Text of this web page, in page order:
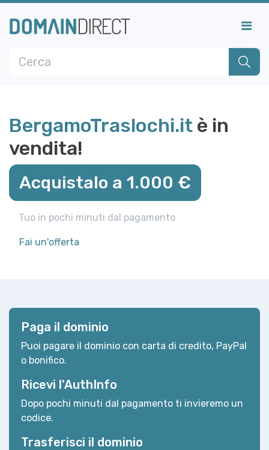
BergamoTraslochi.it è in
vendita!
Acquistalo a 1.000 €
Tuo in pochi minuti dal pagamento
Fai un'offerta
Paga il dominio
Puoi pagare il dominio con carta di credito, PayPal
o bonifico.
Ricevi l'AuthInfo
Dopo pochi minuti dal pagamento ti invieremo un
codice.
Trasferisci il dominio